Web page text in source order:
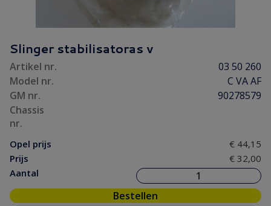
Slinger stabilisatoras v
Artikel nr.
03 50 260
Model nr.
C VA AF
GM nr.
90278579
Chassis
nr.
Opel prijs
€ 44,15
Prijs
€ 32,00
Aantal
Bestellen